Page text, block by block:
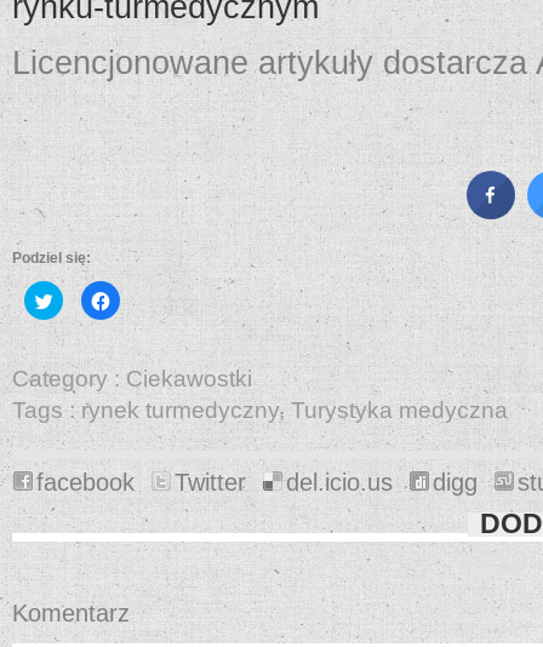
rynku-turmedycznym
Licencjonowane artykuły dostarcza
Podziel się:
Udostępnij
na
Twitterze(Otwiera
się
nowym
oknie)
Kliknij,
aby
udostępnić
Facebooku(Otwiera
się
w
nowym
oknie)
Category : Ciekawostki
Tags : rynek turmedyczny, Turystyka medyczna
facebook Twitter del.icio.us digg
Komentarz